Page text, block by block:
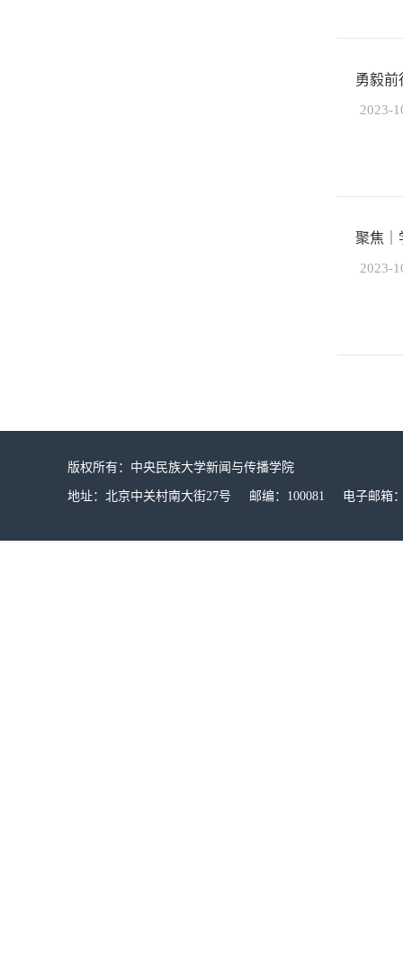
勇毅前
2023-
聚焦｜
2023-
版权所有：中央民族大学新闻与传播学院
地址：北京中关村南大街27号 邮编：100081 电子邮箱：